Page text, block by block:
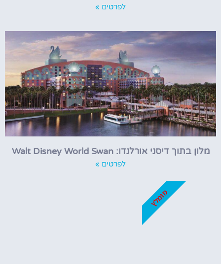
לפרטים »
מלון בתוך דיסני אורלנדו: Walt Disney World Swan
לפרטים »
מומלץ